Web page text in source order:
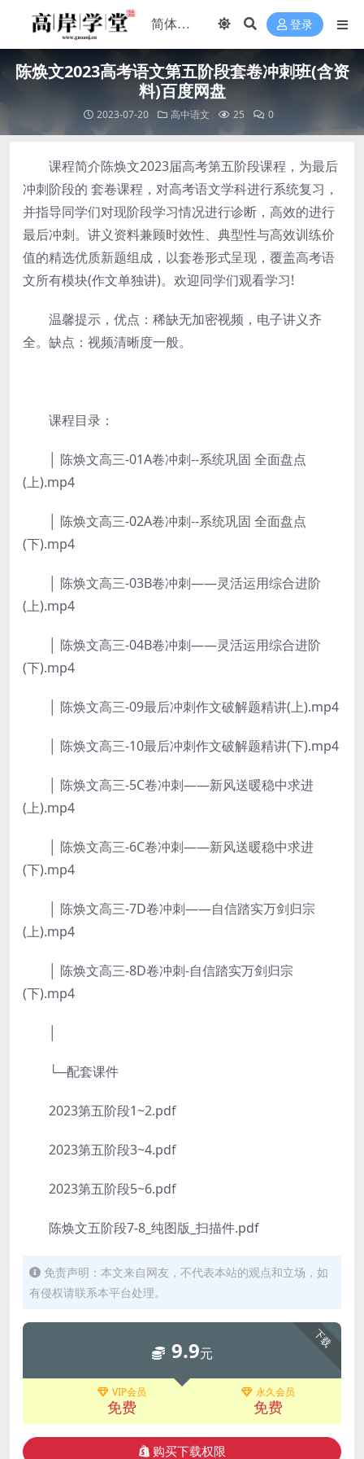
登录
陈焕文2023高考语文第五阶段套卷冲刺班(含资
料)百度网盘
2023-07-20 高中语文 25 0
课程简介陈焕文2023届高考第五阶段课程，为最后
冲刺阶段的 套卷课程，对高考语文学科进行系统复习，
并指导同学们对现阶段学习情况进行诊断，高效的进行
最后冲刺。讲义资料兼顾时效性、典型性与高效训练价
值的精选优质新题组成，以套卷形式呈现，覆盖高考语
文所有模块(作文单独讲)。欢迎同学们观看学习!
温馨提示，优点：稀缺无加密视频，电子讲义齐
全。缺点：视频清晰度一般。
课程目录：
│ 陈焕文高三-01A卷冲刺--系统巩固 全面盘点
(上).mp4
│ 陈焕文高三-02A卷冲刺--系统巩固 全面盘点
(下).mp4
│ 陈焕文高三-03B卷冲刺——灵活运用综合进阶
(上).mp4
│ 陈焕文高三-04B卷冲刺——灵活运用综合进阶
(下).mp4
│ 陈焕文高三-09最后冲刺作文破解题精讲(上).mp4
│ 陈焕文高三-10最后冲刺作文破解题精讲(下).mp4
│ 陈焕文高三-5C卷冲刺——新风送暖稳中求进
(上).mp4
│ 陈焕文高三-6C卷冲刺——新风送暖稳中求进
(下).mp4
│ 陈焕文高三-7D卷冲刺——自信踏实万剑归宗
(上).mp4
│ 陈焕文高三-8D卷冲刺-自信踏实万剑归宗
(下).mp4
└─配套课件
2023第五阶段1~2.pdf
2023第五阶段3~4.pdf
2023第五阶段5~6.pdf
陈焕文五阶段7-8_纯图版_扫描件.pdf
免责声明：本文来自网友，不代表本站的观点和立场，如
有侵权请联系本平台处理。
下载
9.9元
VIP会员
免费
永久会员
免费
购买下载权限